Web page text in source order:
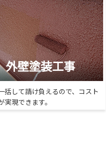
北区【ビフォーアフター】外壁
04
北区 K様邸 外部改修工事【雨樋塗
27
様邸 外部改修工事 ～軒天塗装
26
様邸 外部改修工事 ～外壁塗装
外壁塗装工事
括して請け負えるので、コスト
実現できます。